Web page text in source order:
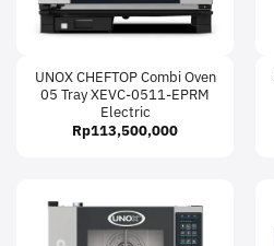
UNOX CHEFTOP Combi Oven
05 Tray XEVC-0511-EPRM
Electric
Rp113,500,000